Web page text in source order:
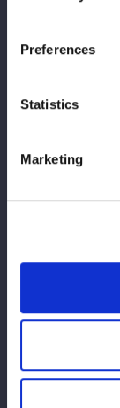
Preferences
Statistics
Marketing
《Tam
am-》特設
【イベント参加ル
※ご来場される
観戦規約
■ 営業時間
•平日（4/27・4/
■ 注意事項
•日によって営業